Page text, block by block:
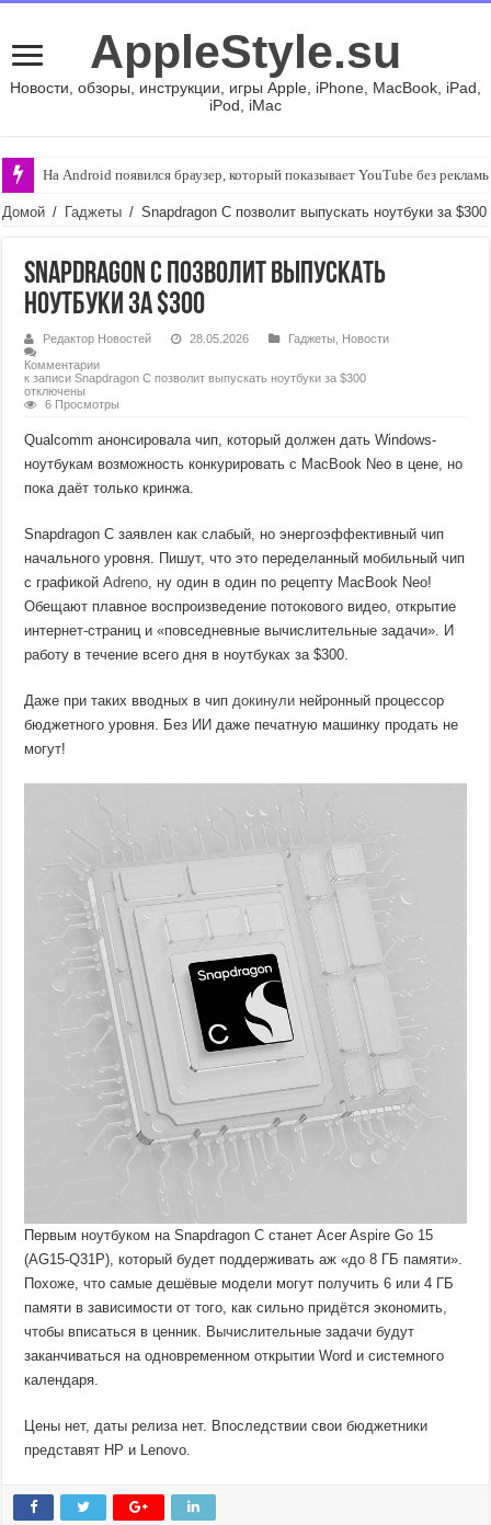
AppleStyle.su
Новости, обзоры, инструкции, игры Apple, iPhone, MacBook, iPad,
iPod, iMac
На Android появился браузер, который показывает YouTube без
Домой / Гаджеты / Snapdragon C позволит выпускать ноутбуки за $300
Snapdragon C позволит выпускать
ноутбуки за $300
Редактор Новостей 28.05.2026 Гаджеты
Новости
Комментарии
к записи Snapdragon C позволит выпускать ноутбуки за $300
отключены
6 Просмотры
Qualcomm анонсировала чип, который должен дать Windows-
ноутбукам возможность конкурировать с MacBook Neo в цене, но
пока даёт только кринжа.
Snapdragon C заявлен как слабый, но энергоэффективный чип
начального уровня. Пишут, что это переделанный мобильный чип
с графикойAdreno, ну один в один по рецепту MacBook Neo!
Обещают плавное воспроизведение потокового видео, открытие
интернет-страниц и «повседневные вычислительные задачи». И
работу в течение всего дня в ноутбуках за $300.
Даже при таких вводных в чипдокинули нейронный процессор
бюджетного уровня. Без ИИ даже печатную машинку продать не
могут!
Первым ноутбуком на Snapdragon C станет Acer Aspire Go 15
(AG15-Q31P), который будет поддерживать аж «до 8 ГБ памяти».
Похоже, что самые дешёвые модели могут получить 6 или 4 ГБ
памяти в зависимости от того, как сильно придётся экономить,
чтобы вписаться в ценник. Вычислительные задачи будут
заканчиваться на одновременном открытии Word и системного
календаря.
Цены нет, даты релиза нет. Впоследствии свои бюджетники
представят HP и Lenovo.